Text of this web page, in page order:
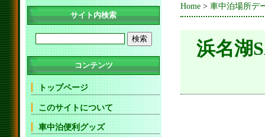
Home > 車中泊場所デ
浜名湖
サイト内検索
コンテンツ
トップページ
このサイトについて
車中泊便利グッズ